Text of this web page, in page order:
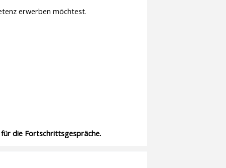
erwerben möchtest.
die Fortschrittsgespräche.